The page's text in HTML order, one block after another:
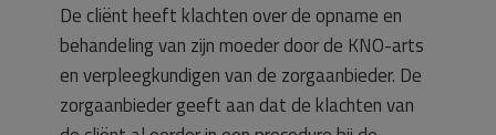
De cliënt heeft klachten over de opname en
behandeling van zijn moeder door de KNO-arts
en verpleegkundigen van de zorgaanbieder. De
zorgaanbieder geeft aan dat de klachten van